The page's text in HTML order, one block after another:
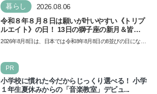
暮らし 2026.08.06
令和８年８月８日は願いが叶いやすい《トリプ
ルエイト》の日！ 13日の獅子座の新月＆皆既
日食の影響にも注目
2026年8月8日は、日本では令和8年8月8日の8並びの日になり
PR
小学校に慣れた今だからじっくり選べる！ 小学
１年生夏休みからの「音楽教室」デビュ...